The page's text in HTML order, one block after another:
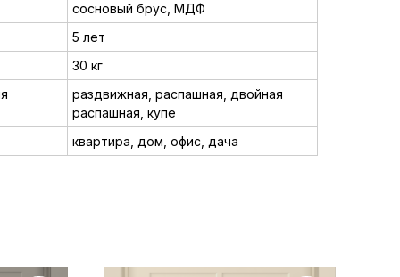
сосновый брус, МДФ
5 лет
30 кг
раздвижная, распашная, двойная
распашная, купе
квартира, дом, офис, дача